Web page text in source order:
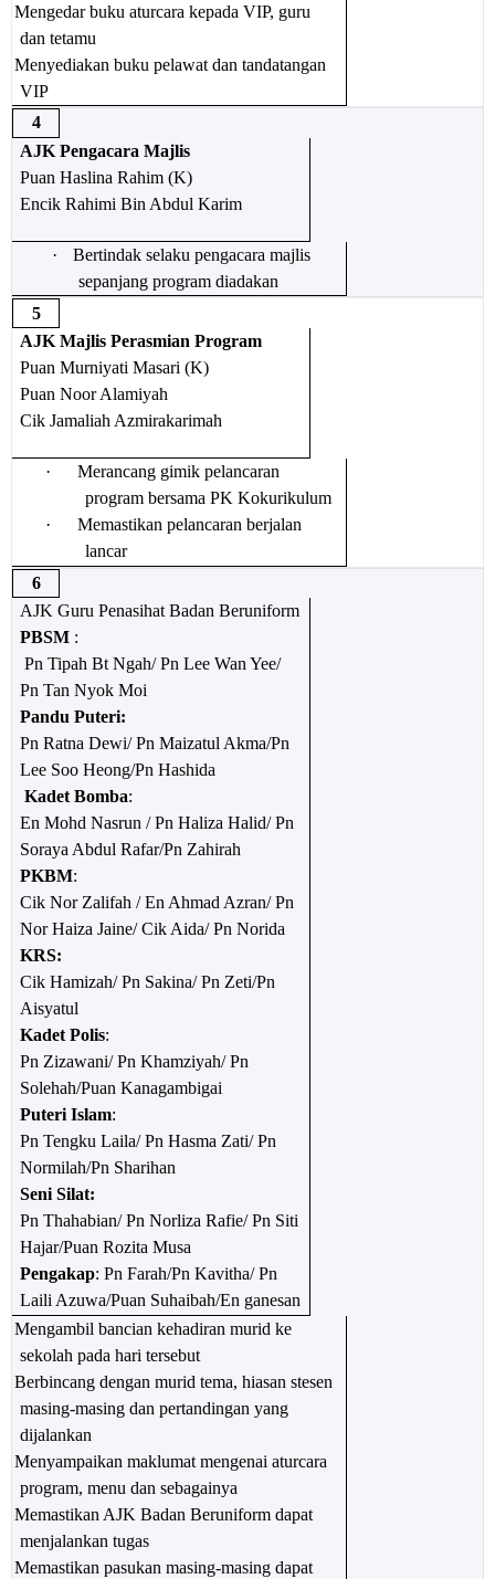
Mengedar buku aturcara kepada VIP, guru
dan tetamu
Menyediakan buku pelawat dan tandatangan
VIP
4
AJK Pengacara Majlis
Puan Haslina Rahim (K)
Encik Rahimi Bin Abdul Karim
·
Bertindak selaku pengacara majlis
sepanjang program diadakan
5
AJK Majlis Perasmian Program
Puan Murniyati Masari (K)
Puan Noor Alamiyah
Cik Jamaliah Azmirakarimah
·
Merancang gimik pelancaran
program bersama PK Kokurikulum
·
Memastikan pelancaran berjalan
lancar
6
AJK Guru Penasihat Badan Beruniform
PBSM :
Pn Tipah Bt Ngah/ Pn Lee Wan Yee/
Pn Tan Nyok Moi
Pandu Puteri:
Pn Ratna Dewi/ Pn Maizatul Akma/Pn
Lee Soo Heong/Pn Hashida
Kadet Bomba:
En Mohd Nasrun / Pn Haliza Halid/ Pn
Soraya Abdul Rafar/Pn Zahirah
PKBM:
Cik Nor Zalifah / En Ahmad Azran/ Pn
Nor Haiza Jaine/ Cik Aida/ Pn Norida
KRS:
Cik Hamizah/ Pn Sakina/ Pn Zeti/Pn
Aisyatul
Kadet Polis:
Pn Zizawani/ Pn Khamziyah/ Pn
Solehah/Puan Kanagambigai
Puteri Islam:
Pn Tengku Laila/ Pn Hasma Zati/ Pn
Normilah/Pn Sharihan
Seni Silat:
Pn Thahabian/ Pn Norliza Rafie/ Pn Siti
Hajar/Puan Rozita Musa
Pengakap: Pn Farah/Pn Kavitha/ Pn
Laili Azuwa/Puan Suhaibah/En ganesan
Mengambil bancian kehadiran murid ke
sekolah pada hari tersebut
Berbincang dengan murid tema, hiasan stesen
masing-masing dan pertandingan yang
dijalankan
Menyampaikan maklumat mengenai aturcara
program, menu dan sebagainya
Memastikan AJK Badan Beruniform dapat
menjalankan tugas
Memastikan pasukan masing-masing dapat